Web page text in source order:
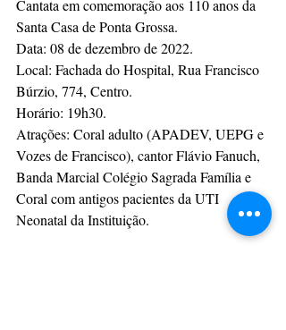
Cantata em comemoração aos 110 anos da
Santa Casa de Ponta Grossa.
Data: 08 de dezembro de 2022.
Local: Fachada do Hospital, Rua Francisco
Búrzio, 774, Centro.
Horário: 19h30.
Atrações: Coral adulto (APADEV, UEPG e
Vozes de Francisco), cantor Flávio Fanuch,
Banda Marcial Colégio Sagrada Família e
Coral com antigos pacientes da UTI
Neonatal da Instituição.